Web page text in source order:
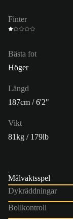
Finter
Bästa fot
Höger
Längd
187cm / 6'2"
Vikt
81kg / 179lb
Målvaktsspel
Dykräddningar
Bollkontroll